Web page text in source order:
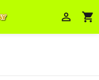
person_outline shopping_cart